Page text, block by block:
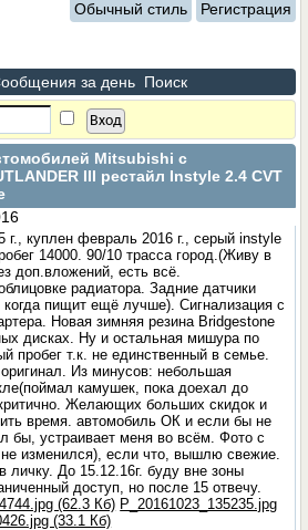
Обычный стиль Регистрация
за день Поиск
Mitsubishi с
III рестайл Instyle 2.4 CVT
г., куплен февраль 2016 г., серый instyle
14000. 90/10 трасса город.(Живу в
доп.вложений, есть всё.
радиатора. Задние датчики
пищит ещё лучше). Сигнализация с
Новая зимняя резина Bridgestone
дисках. Ну и остальная мишура по
пробег т.к. не единственный в семье.
Из минусов: небольшая
камушек, пока доехал до
Желающих больших скидок и
время. автомобиль ОК и если бы не
бы, устраивает меня во всём. Фото с
изменился), если что, вышлю свежие.
личку. До 15.12.16г. буду вне зоны
доступ, но после 15 отвечу.
(62.3 Кб) P_20161023_135235.jpg
(33.1 Кб)